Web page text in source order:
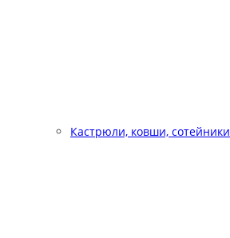
Кастрюли, ковши, сотейники